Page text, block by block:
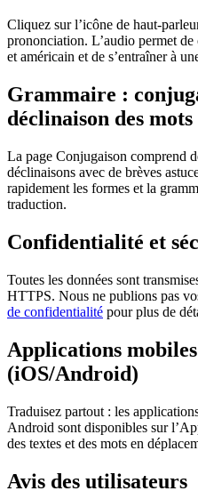
Cliquez sur l’icône de haut-
prononciation. L’audio permet
et américain et de s’entraîner à
Grammaire :
déclinaison des mots
La page Conjugaison comprend
déclinaisons avec de brèves
rapidement les formes et la
traduction.
Confidentialité et
Toutes les données sont
HTTPS. Nous ne publions pas
de confidentialité pour plus de
Applications
(iOS/Android)
Traduisez partout : les
Android sont disponibles sur
des textes et des mots en
Avis des utilisateurs